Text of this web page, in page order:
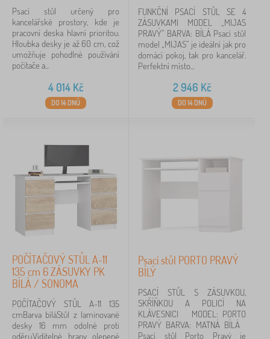
Psací stůl určený pro
kancelářské prostory, kde je
pracovní deska hlavní prioritou.
Hloubka desky je až 60 cm, což
umožňuje pohodlné používání
počítače a...
4 014Kč
DO 14 DNŮ
FUNKČNÍ PSACÍ STŮL SE 4
ZÁSUVKAMI MODEL „MIJAS
PRAVÝ” BARVA: BÍLÁ Psací stůl
model „MIJAS” je ideální jak pro
domácí pokoj, tak pro kancelář.
Perfektní místo...
2 946 Kč
DO 14 DNŮ
POČÍTAČOVÝ STŮL A-11
135 cm 6 ZÁSUVKY PK
BÍLÁ / SONOMA
POČÍTAČOVÝ STŮL A-11 135
cmBarva bíláStůl z laminované
desky 16 mm odolné proti
oděru.Viditelné hrany olepené
Psací stůl PORTO PRAVÝ
BÍLÝ
PSACÍ STŮL S ZÁSUVKOU,
SKŘÍŇKOU A POLICÍ NA
KLÁVESNICI MODEL: PORTO
PRAVÝ BARVA: MATNÁ BÍLÁ
Psací stůl Porto Pravý je